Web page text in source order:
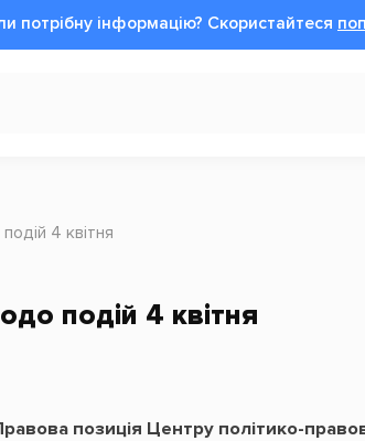
потрібну інформацію? Cкористайтеся
4 квітня
подій 4 квітня
позиція Центру політико-